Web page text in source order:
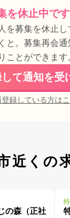
を休止中です
を募集を休止し
と。募集再会
ことができます
て通知を受
登録している方は
近くの
の森（正社